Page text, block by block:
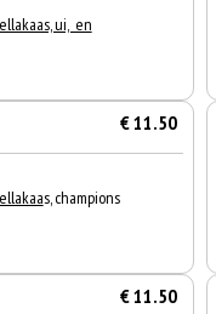
ui, en
€ 11.50
s, champions
€ 11.50